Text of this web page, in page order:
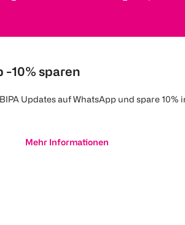
-10% sparen
Updates auf WhatsApp und spare 10%
Mehr Informationen